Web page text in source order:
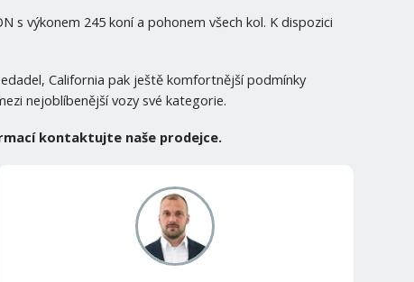
s výkonem 245 koní a pohonem všech kol. K dispozici
California pak ještě komfortnější podmínky
nejoblíbenější vozy své kategorie.
kontaktujte naše prodejce.